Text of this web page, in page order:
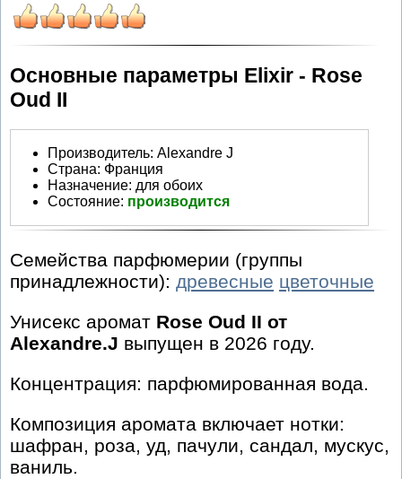
Основные параметры Elixir - Rose
Oud II
Производитель: Alexandre J
Страна: Франция
Назначение: для обоих
Состояние: производится
Семейства парфюмерии (группы
принадлежности): древесные цветочные
Унисекс аромат Rose Oud II от
Alexandre.J выпущен в 2026 году.
Концентрация: парфюмированная вода.
Композиция аромата включает нотки:
шафран, роза, уд, пачули, сандал, мускус,
ваниль.